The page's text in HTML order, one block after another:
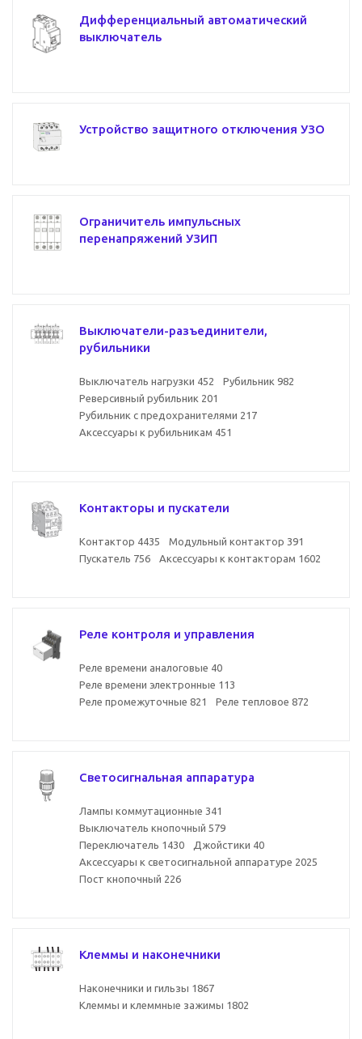
Дифференциальный автоматический
выключатель
Устройство защитного отключения УЗО
Ограничитель импульсных
перенапряжений УЗИП
Выключатели-разъединители,
рубильники
Выключатель нагрузки 452 Рубильник 982
Реверсивный рубильник 201
Рубильник с предохранителями 217
Аксессуары к рубильникам 451
Контакторы и пускатели
Контактор 4435 Модульный контактор 391
Пускатель 756 Аксессуары к контакторам 1602
Реле контроля и управления
Реле времени аналоговые 40
Реле времени электронные 113
Реле промежуточные 821 Реле тепловое 872
Светосигнальная аппаратура
Лампы коммутационные 341
Выключатель кнопочный 579
Переключатель 1430 Джойстики 40
Аксессуары к светосигнальной аппаратуре 2025
Пост кнопочный 226
Клеммы и наконечники
Наконечники и гильзы 1867
Клеммы и клеммные зажимы 1802